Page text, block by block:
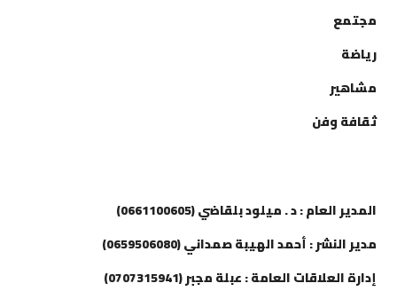
مجتمع
رياضة
مشاهير
ثقافة وفن
المدير العام : د . ميلود بلقاضي (0661100605)
مدير النشر : أحمد الهيبة صمداني (0659506080)
إدارة العلاقات العامة : عبلة مجبر (0707315941)